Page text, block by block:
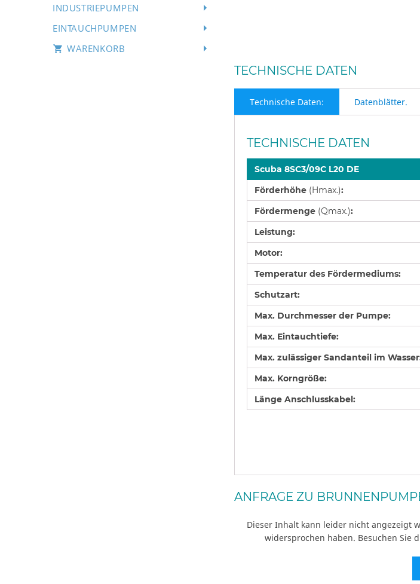
INDUSTRIEPUMPEN
EINTAUCHPUMPEN
WARENKORB
TECHNISCHE DATEN
Technische Daten: Datenblätter.
TECHNISCHE DATEN
Scuba 8SC3/09C L20 DE
Förderhöhe (Hmax.):
Fördermenge (Qmax.):
Leistung:
Motor:
Temperatur des Fördermediums:
Schutzart:
Max. Durchmesser der Pumpe:
Max. Eintauchtiefe:
Max. zulässiger Sandanteil im
Max. Korngröße:
Länge Anschlusskabel:
ANFRAGE ZU
Dieser Inhalt kann leider nicht angezeigt
widersprochen haben. Besuchen Sie